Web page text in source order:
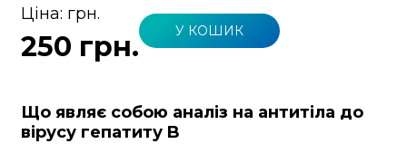
Ціна: грн.
250 грн. У КОШИК
Що являє собою аналіз на антитіла до
вірусу гепатиту B